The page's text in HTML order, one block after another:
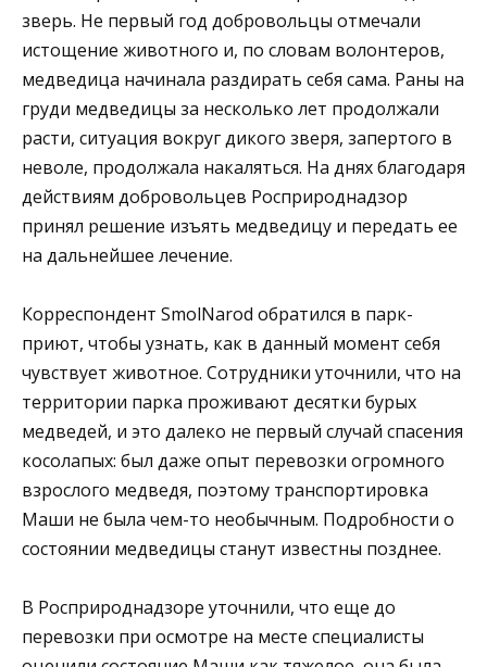
зверь. Не первый год добровольцы отмечали
истощение животного и, по словам волонтеров,
медведица начинала раздирать себя сама. Раны на
груди медведицы за несколько лет продолжали
расти, ситуация вокруг дикого зверя, запертого в
неволе, продолжала накаляться. На днях благодаря
действиям добровольцев Росприроднадзор
принял решение изъять медведицу и передать ее
на дальнейшее лечение.
Корреспондент SmolNarod обратился в парк-
приют, чтобы узнать, как в данный момент себя
чувствует животное. Сотрудники уточнили, что на
территории парка проживают десятки бурых
медведей, и это далеко не первый случай спасения
косолапых: был даже опыт перевозки огромного
взрослого медведя, поэтому транспортировка
Маши не была чем-то необычным. Подробности о
состоянии медведицы станут известны позднее.
В Росприроднадзоре уточнили, что еще до
перевозки при осмотре на месте специалисты